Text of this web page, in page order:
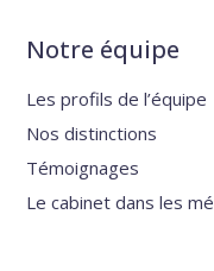
Notre équipe
Les profils de l’équipe
Nos distinctions
Témoignages
Le cabinet dans les